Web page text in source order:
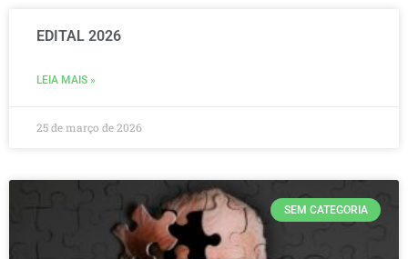
EDITAL 2026
LEIA MAIS »
25 de março de 2026
SEM CATEGORIA